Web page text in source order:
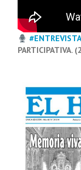
#ENTREVISTA
PARTICIPATIVA.